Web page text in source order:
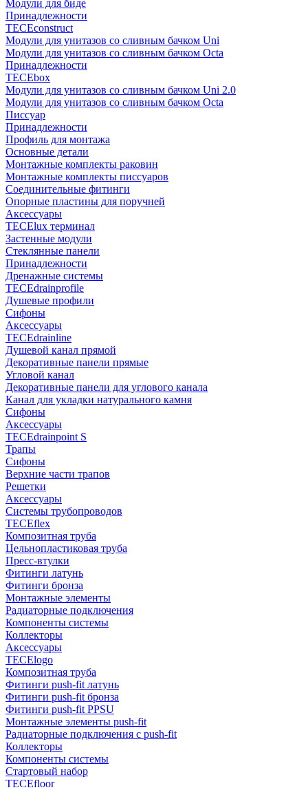
Модули для биде
Принадлежности
TECEconstruct
Модули для унитазов со сливным бачком Uni
Модули для унитазов со сливным бачком Octa
Принадлежности
TECEbox
Модули для унитазов со сливным бачком Uni 2.0
Модули для унитазов со сливным бачком Octa
Писсуар
Принадлежности
Профиль для монтажа
Основные детали
Монтажные комплекты раковин
Монтажные комплекты писсуаров
Соединительные фитинги
Опорные пластины для поручней
Аксессуары
TECElux терминал
Застенные модули
Стеклянные панели
Принадлежности
Дренажные системы
TECEdrainprofile
Душевые профили
Сифоны
Аксессуары
TECEdrainline
Душевой канал прямой
Декоративные панели прямые
Угловой канал
Декоративные панели для углового канала
Канал для укладки натурального камня
Сифоны
Аксессуары
TECEdrainpoint S
Трапы
Сифоны
Верхние части трапов
Решетки
Аксессуары
Системы трубопроводов
TECEflex
Композитная труба
Цельнопластиковая труба
Пресс-втулки
Фитинги латунь
Фитинги бронза
Монтажные элементы
Радиаторные подключения
Компоненты системы
Коллекторы
Аксессуары
TECElogo
Композитная труба
Фитинги push-fit латунь
Фитинги push-fit бронза
Фитинги push-fit PPSU
Монтажные элементы push-fit
Радиаторные подключения с push-fit
Коллекторы
Компоненты системы
Стартовый набор
TECEfloor